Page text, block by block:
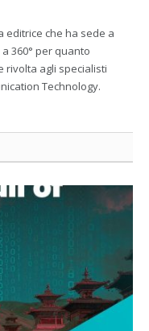
editrice che ha sede a
360° per quanto
rivolta agli specialisti
Technology.